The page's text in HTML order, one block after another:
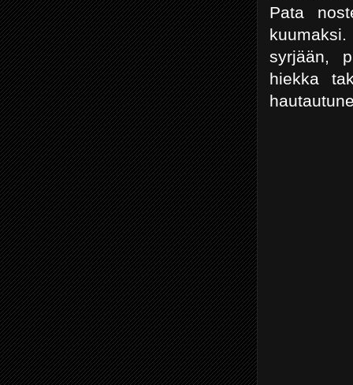
Pata
syrjään,
hiekka